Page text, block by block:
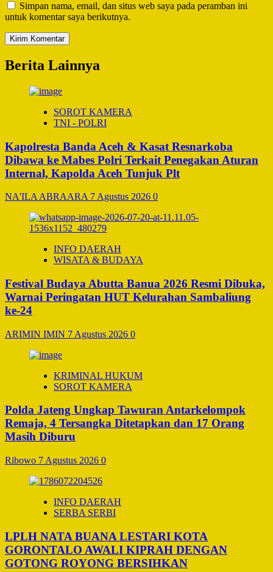
Simpan nama, email, dan situs web saya pada peramban ini
untuk komentar saya berikutnya.
Berita Lainnya
SOROT KAMERA
TNI - POLRI
Kapolresta Banda Aceh & Kasat Resnarkoba
Dibawa ke Mabes Polri Terkait Penegakan Aturan
Internal, Kapolda Aceh Tunjuk Plt
NA'ILA ABRAARA 7 Agustus 2026 0
INFO DAERAH
WISATA & BUDAYA
Festival Budaya Abutta Banua 2026 Resmi Dibuka,
Warnai Peringatan HUT Kelurahan Sambaliung
ke-24
ARIMIN IMIN 7 Agustus 2026 0
KRIMINAL HUKUM
SOROT KAMERA
Polda Jateng Ungkap Tawuran Antarkelompok
Remaja, 4 Tersangka Ditetapkan dan 17 Orang
Masih Diburu
Ribowo 7 Agustus 2026 0
INFO DAERAH
SERBA SERBI
LPLH NATA BUANA LESTARI KOTA
GORONTALO AWALI KIPRAH DENGAN
GOTONG ROYONG BERSIHKAN